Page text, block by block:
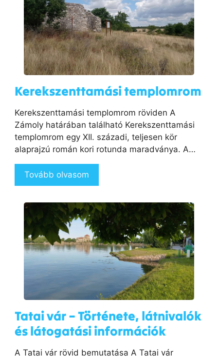
Kerekszenttamási templomrom
Kerekszenttamási templomrom röviden A
Zámoly határában található Kerekszenttamási
templomrom egy XII. századi, teljesen kör
alaprajzú román kori rotunda maradványa. A…
Tovább olvasom
Tatai vár – Története, látnivalók
és látogatási információk
A Tatai vár rövid bemutatása A Tatai vár